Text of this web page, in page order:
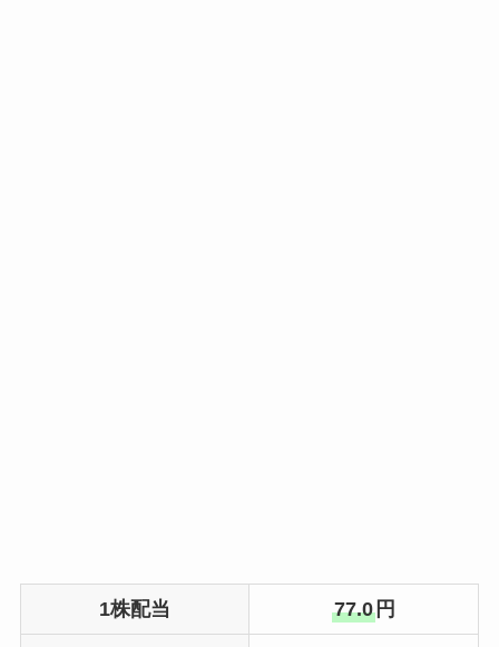
1株配当 77.0円